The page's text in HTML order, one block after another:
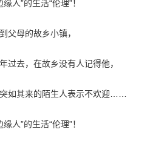
父母的故乡小镇，
过去，在故乡没有人记得他，
如其来的陌生人表示不欢迎……